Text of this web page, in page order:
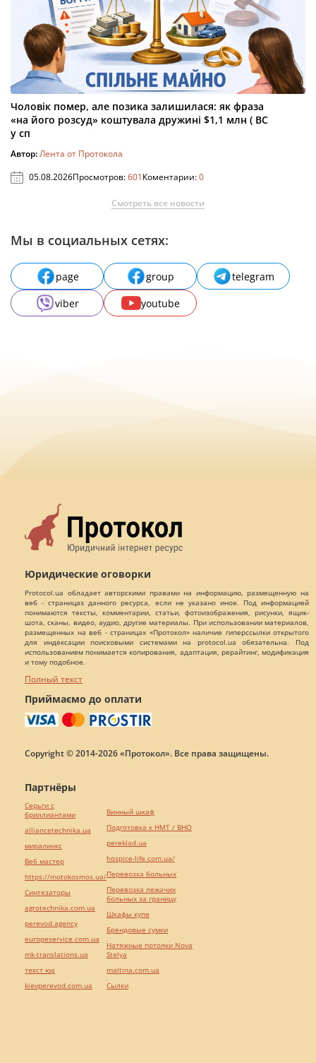
Чоловік помер, але позика залишилася: як фраза
«на його розсуд» коштувала дружині $1,1 млн ( ВС
у сп
Автор:Лента от Протокола
05.08.2026Просмотров:601Коментарии:0
Смотреть все новости
Мы в социальных сетях:
page group
telegram
viber
youtube
Юридические оговорки
Protocol.ua обладает авторскими правами на информацию, размещенную на
веб - страницах данного ресурса, если не указано иное. Под информацией
понимаются тексты, комментарии, статьи, фотоизображения, рисунки, ящик-
шота, сканы, видео, аудио, другие материалы. При использовании материалов,
размещенных на веб - страницах «Протокол» наличие гиперссылки открытого
для индексации поисковыми системами на protocol.ua обязательна. Под
использованием понимается копирования, адаптация, рерайтинг, модификация
и тому подобное.
Полный текст
Приймаємо до оплати
Copyright © 2014-2026 «Протокол». Все права защищены.
Партнёры
Серьги с
бриллиантами
alliancetechnika.ua
миралинкс
Веб мастер
https://motokosmos.ua/
Синтезаторы
agrotechnika.com.ua
perevod.agency
europeservice.com.ua
mk-translations.ua
текст юа
kievperevod.com.ua
Винный шкаф
Подготовка к НМТ / ВНО
pereklad.ua
hospice-life.com.ua/
Перевозка больных
Перевозка лежачих
больных за границу
Шкафы купе
Брендовые сумки
Натяжные потолки Nova
Stelya
maltina.com.ua
Cылки